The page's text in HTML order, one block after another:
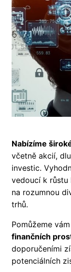
Nabízíme
včetně akcií,
investic.
vedoucí k
na rozumnou
trhů.
Pomůžeme
finančních
doporučeními
potenciálních